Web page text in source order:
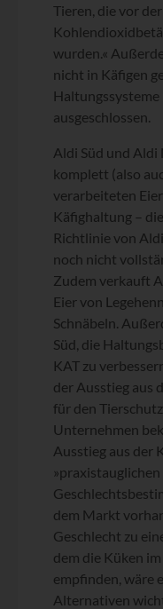
Tieren, die vor
wurden.«
nicht in Käfigen
ausgeschlossen.
Aldi Süd und
komplett (also
verarbeiteten
Käfighaltung –
Richtlinie von
noch nicht
Zudem verkauft
Eier von
Schnäbeln.
Süd, die
KAT zu
der Ausstieg aus
für den Tierschutz
Unternehmen
Ausstieg aus der
dem Markt
Geschlecht zu
dem die Küken
empfinden, wäre
Alternativen